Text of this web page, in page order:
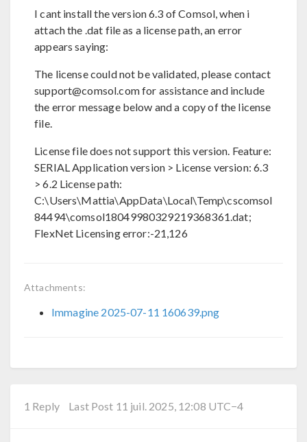
I cant install the version 6.3 of Comsol, when i
attach the .dat file as a license path, an error
appears saying:
The license could not be validated, please contact
support@comsol.com for assistance and include
the error message below and a copy of the license
file.
License file does not support this version. Feature:
SERIAL Application version > License version: 6.3
> 6.2 License path:
C:\Users\Mattia\AppData\Local\Temp\cscomsol
84494\comsol18049980329219368361.dat;
FlexNet Licensing error:-21,126
Attachments:
Immagine 2025-07-11 160639.png
1 Reply Last Post 11 juil. 2025, 12:08 UTC−4